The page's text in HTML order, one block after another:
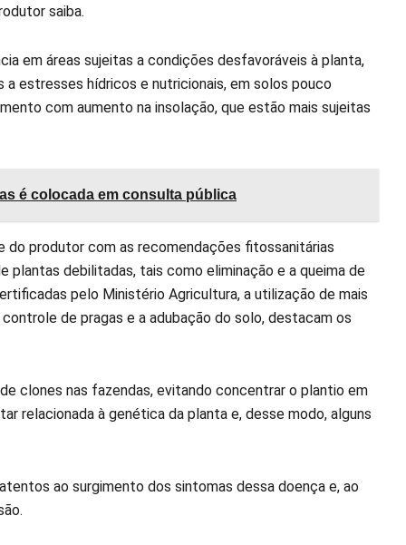
saiba.
em áreas sujeitas a condições desfavoráveis à planta,
estresses hídricos e nutricionais, em solos pouco
com aumento na insolação, que estão mais sujeitas
é colocada em consulta pública
produtor com as recomendações fitossanitárias
debilitadas, tais como eliminação e a queima de
pelo Ministério Agricultura, a utilização de mais
de pragas e a adubação do solo, destacam os
clones nas fazendas, evitando concentrar o plantio em
relacionada à genética da planta e, desse modo, alguns
ao surgimento dos sintomas dessa doença e, ao